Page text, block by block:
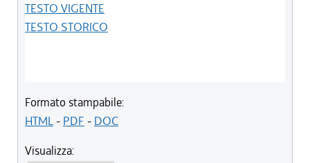
TESTO VIGENTE
TESTO STORICO
Formato stampabile:
HTML- PDF - DOC
Visualizza: